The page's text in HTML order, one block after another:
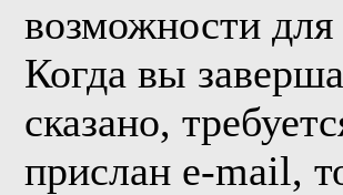
возможности
Когда вы
сказано,
прислан e-mail,